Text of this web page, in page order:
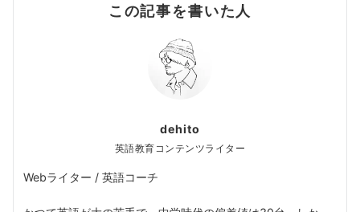
この記事を書いた人
dehito
英語教育コンテンツライター
Webライター / 英語コーチ